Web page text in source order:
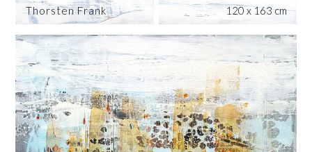
Thorsten Frank
120 x 163 cm